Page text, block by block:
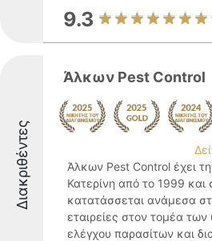
9.3
Διακριθέντες
Άλκων Pest Control
Άλκων Pest Control έχει
Κατερίνη από το 1999 και
κατατάσσεται ανάμεσα
εταιρείες στον τομέα
ελέγχου παρασίτων και